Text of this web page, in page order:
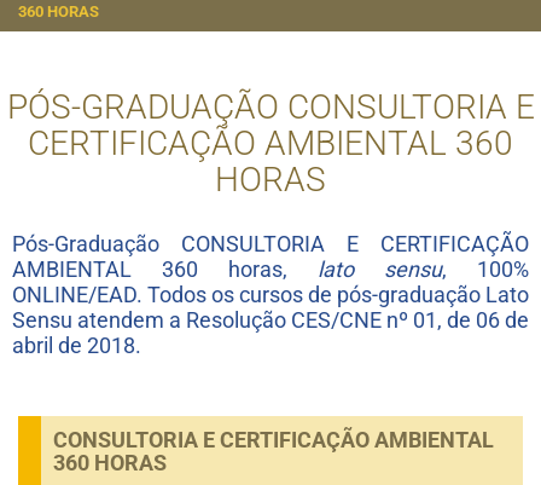
360 HORAS
PÓS-GRADUAÇÃO CONSULTORIA E
CERTIFICAÇÃO AMBIENTAL 360
HORAS
Pós-Graduação CONSULTORIA E CERTIFICAÇÃO
AMBIENTAL 360 horas, lato sensu, 100%
ONLINE/EAD. Todos os cursos de pós-graduação Lato
Sensu atendem a Resolução CES/CNE nº 01, de 06 de
abril de 2018.
CONSULTORIA E CERTIFICAÇÃO AMBIENTAL
360 HORAS